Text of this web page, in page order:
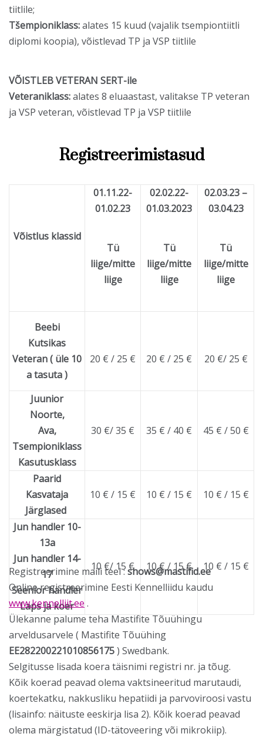
tiitlile;
Tšempioniklass:alates 15 kuud (vajalik tsempiontiitli
diplomi koopia), võistlevad TP ja VSP tiitlile
VÕISTLEB VETERAN SERT-ile
Veteraniklass:alates 8 eluaastast, valitakse TP veteran
ja VSP veteran, võistlevad TP ja VSP tiitlile
Registreerimistasud
Võistlus klassid
01.11.22-
01.02.23
Tü
liige/mitte
liige
02.02.22-
01.03.2023
Tü
liige/mitte
liige
02.03.23 –
03.04.23
Tü
liige/mitte
liige
Beebi
Kutsikas
Veteran ( üle 10
a tasuta )
20 € / 25 € 20 € / 25 € 20 €/ 25 €
Juunior
Noorte,
Ava,
Tsempioniklass
Kasutusklass
30 €/ 35 € 35 € / 40 € 45 € / 50 €
Paarid
Kasvataja
Järglased
10 € / 15 € 10 € / 15 € 10 € / 15 €
Jun handler 10-
13a
Jun handler 14-
17
Seenior handler
Laps ja koer
10 €/ 15 € 10 € / 15 € 10 € / 15 €
Registreerimine maili teel :shows@mastifid.ee
Online registreerimine Eesti Kennelliidu kaudu
www.kennelliit.ee .
Ülekanne palume teha Mastifite Tõuühingu
arveldusarvele ( Mastifite Tõuühing
EE282200221010856175) Swedbank.
Selgitusse lisada koera täisnimi registri nr. ja tõug.
Kõik koerad peavad olema vaktsineeritud marutaudi,
koertekatku, nakkusliku hepatiidi ja parvoviroosi vastu
(lisainfo: näituste eeskirja lisa 2). Kõik koerad peavad
olema märgistatud (ID-tätoveering või mikrokiip).